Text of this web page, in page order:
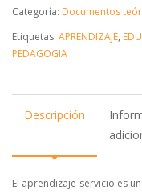
Categoría: Documentos
Etiquetas: APRENDIZAJE,
PEDAGOGIA
Descripción
El aprendizaje-servicio es